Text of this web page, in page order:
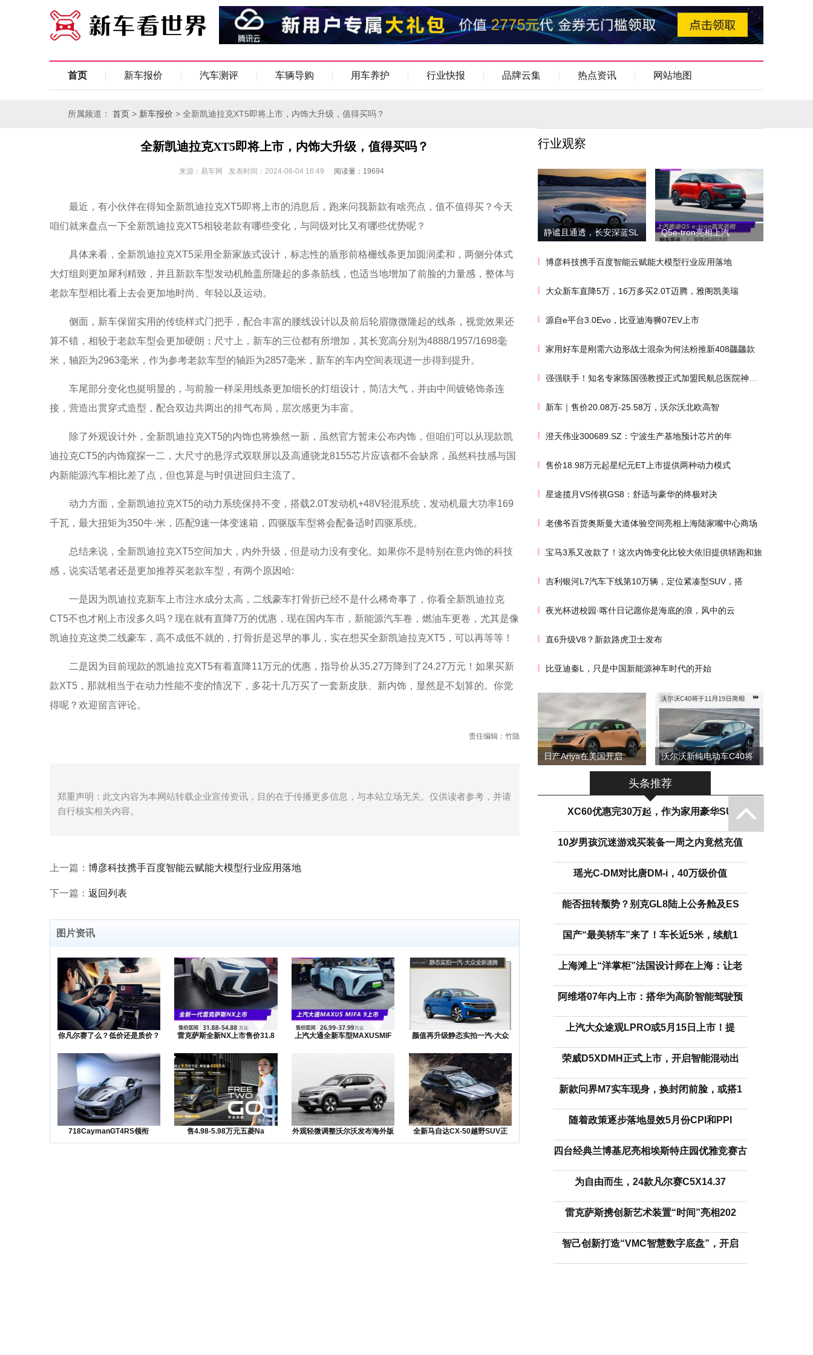
首页 新车报价 汽车测评 车辆导购 用车养护 行业快报 品牌云集 热点资讯 网站地图
所属频道： 首页 > 新车报价 > 全新凯迪拉克XT5即将上市，内饰大升级，值得买吗？
全新凯迪拉克XT5即将上市，内饰大升级，值得买吗？
来源：易车网 发表时间：2024-06-04 16:49 阅读量：19694
最近，有小伙伴在得知全新凯迪拉克XT5即将上市的消息后，跑来问我新款有啥亮点，值不值得买？今天
咱们就来盘点一下全新凯迪拉克XT5相较老款有哪些变化，与同级对比又有哪些优势呢？
具体来看，全新凯迪拉克XT5采用全新家族式设计，标志性的盾形前格栅线条更加圆润柔和，两侧分体式
大灯组则更加犀利精致，并且新款车型发动机舱盖所隆起的多条筋线，也适当地增加了前脸的力量感，整体与
老款车型相比看上去会更加地时尚、年轻以及运动。
侧面，新车保留实用的传统样式门把手，配合丰富的腰线设计以及前后轮眉微微隆起的线条，视觉效果还
算不错，相较于老款车型会更加硬朗；尺寸上，新车的三位都有所增加，其长宽高分别为4888/1957/1698毫
米，轴距为2963毫米，作为参考老款车型的轴距为2857毫米，新车的车内空间表现进一步得到提升。
车尾部分变化也挺明显的，与前脸一样采用线条更加细长的灯组设计，简洁大气，并由中间镀铬饰条连
接，营造出贯穿式造型，配合双边共两出的排气布局，层次感更为丰富。
除了外观设计外，全新凯迪拉克XT5的内饰也将焕然一新，虽然官方暂未公布内饰，但咱们可以从现款凯
迪拉克CT5的内饰窥探一二，大尺寸的悬浮式双联屏以及高通骁龙8155芯片应该都不会缺席，虽然科技感与国
内新能源汽车相比差了点，但也算是与时俱进回归主流了。
动力方面，全新凯迪拉克XT5的动力系统保持不变，搭载2.0T发动机+48V轻混系统，发动机最大功率169
千瓦，最大扭矩为350牛·米，匹配9速一体变速箱，四驱版车型将会配备适时四驱系统。
总结来说，全新凯迪拉克XT5空间加大，内外升级，但是动力没有变化。如果你不是特别在意内饰的科技
感，说实话笔者还是更加推荐买老款车型，有两个原因哈:
一是因为凯迪拉克新车上市注水成分太高，二线豪车打骨折已经不是什么稀奇事了，你看全新凯迪拉克
CT5不也才刚上市没多久吗？现在就有直降7万的优惠，现在国内车市，新能源汽车卷，燃油车更卷，尤其是像
凯迪拉克这类二线豪车，高不成低不就的，打骨折是迟早的事儿，实在想买全新凯迪拉克XT5，可以再等等！
二是因为目前现款的凯迪拉克XT5有着直降11万元的优惠，指导价从35.27万降到了24.27万元！如果买新
款XT5，那就相当于在动力性能不变的情况下，多花十几万买了一套新皮肤、新内饰，显然是不划算的。你觉
得呢？欢迎留言评论。
责任编辑：竹隐
郑重声明：此文内容为本网站转载企业宣传资讯，目的在于传播更多信息，与本站立场无关。仅供读者参考，并请
自行核实相关内容。
上一篇： 博彦科技携手百度智能云赋能大模型行业应用落地
下一篇： 返回列表
图片资讯
你凡尔赛了么？低价还是质价？
雷克萨斯全新NX上市售价31.8 上汽大通全新车型MAXUSMIF
颜值再升级静态实拍一汽-大众
718CaymanGT4RS领衔 售4.98-5.98万元五菱Na
外观轻微调整沃尔沃发布海外版
XC
全新马自达CX-50越野SUV正
行业观察
静谧且通透，长安深蓝SL Q5e-tron亮相上汽
博彦科技携手百度智能云赋能大模型行业应用落地
大众新车直降5万，16万多买2.0T迈腾，雅阁凯美瑞
源自e平台3.0Evo，比亚迪海狮07EV上市
家用好车是刚需六边形战士混杂为何法粉推新408龘龘款
强强联手！知名专家陈国强教授正式加盟民航总医院神经外
新车｜售价20.08万-25.58万，沃尔沃北欧高智
澄天伟业300689.SZ：宁波生产基地预计芯片的年
售价18.98万元起星纪元ET上市提供两种动力模式
星途揽月VS传祺GS8：舒适与豪华的终极对决
老佛爷百货奥斯曼大道体验空间亮相上海陆家嘴中心商场
宝马3系又改款了！这次内饰变化比较大依旧提供轿跑和旅
吉利银河L7汽车下线第10万辆，定位紧凑型SUV，搭
夜光杯进校园·喀什日记愿你是海底的浪，风中的云
直6升级V8？新款路虎卫士发布
比亚迪秦L，只是中国新能源神车时代的开始
日产Ariya在美国开启 沃尔沃新纯电动车C40将
头条推荐
XC60优惠完30万起，作为家用豪华SU
10岁男孩沉迷游戏买装备一周之内竟然充值
瑶光C-DM对比唐DM-i，40万级价值
能否扭转颓势？别克GL8陆上公务舱及ES
国产“最美轿车”来了！车长近5米，续航1
上海滩上“洋掌柜”法国设计师在上海：让老
阿维塔07年内上市：搭华为高阶智能驾驶预
上汽大众途观LPRO或5月15日上市！提
荣威D5XDMH正式上市，开启智能混动出
新款问界M7实车现身，换封闭前脸，或搭1
随着政策逐步落地显效5月份CPI和PPI
四台经典兰博基尼亮相埃斯特庄园优雅竞赛古
为自由而生，24款凡尔赛C5X14.37
雷克萨斯携创新艺术装置“时间”亮相202
智己创新打造“VMC智慧数字底盘”，开启